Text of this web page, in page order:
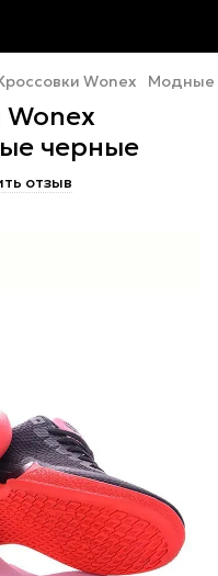
Wonex Модные
черные
отзыв